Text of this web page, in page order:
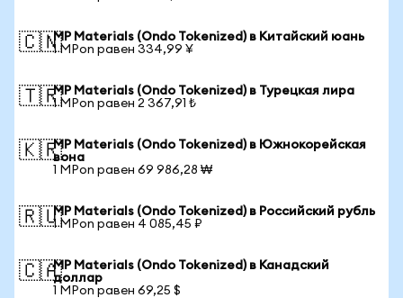
🇨🇳MP Materials (Ondo Tokenized) в Китайский юань
1 MPon равен 334,99 ¥
🇹🇷MP Materials (Ondo Tokenized) в Турецкая лира
1 MPon равен 2 367,91 ₺
🇰🇷MP Materials (Ondo Tokenized) в Южнокорейская
вона
1 MPon равен 69 986,28 ₩
🇷🇺MP Materials (Ondo Tokenized) в Российский рубль
1 MPon равен 4 085,45 ₽
🇨🇦MP Materials (Ondo Tokenized) в Канадский
доллар
1 MPon равен 69,25 $